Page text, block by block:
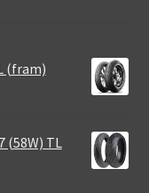
(fram)
(58W) TL